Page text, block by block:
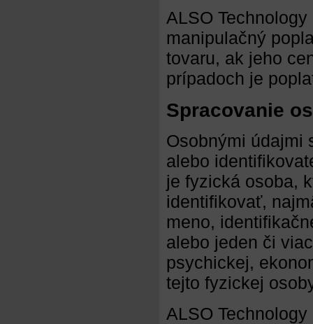
ALSO
manipulačný
tovaru, ak jeho
prípadoch je
Spracovanie
Osobnými údajmi
alebo
je fyzická osoba,
identifikovať,
meno,
alebo jeden či
psychickej,
tejto fyzickej
ALSO